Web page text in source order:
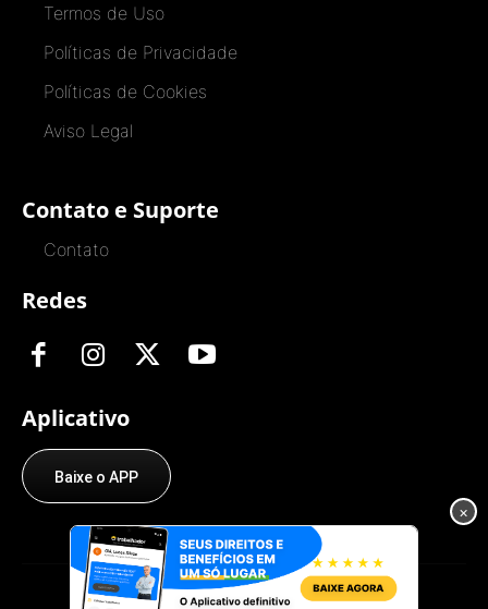
Termos de Uso
Políticas de Privacidade
Políticas de Cookies
Aviso Legal
Contato e Suporte
Contato
Redes
Aplicativo
Baixe o APP
×